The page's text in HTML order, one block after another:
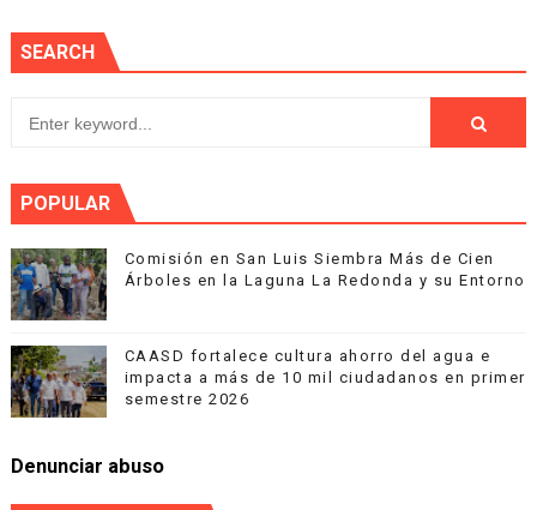
SEARCH
POPULAR
Comisión en San Luis Siembra Más de Cien
Árboles en la Laguna La Redonda y su Entorno
CAASD fortalece cultura ahorro del agua e
impacta a más de 10 mil ciudadanos en primer
semestre 2026
Denunciar abuso